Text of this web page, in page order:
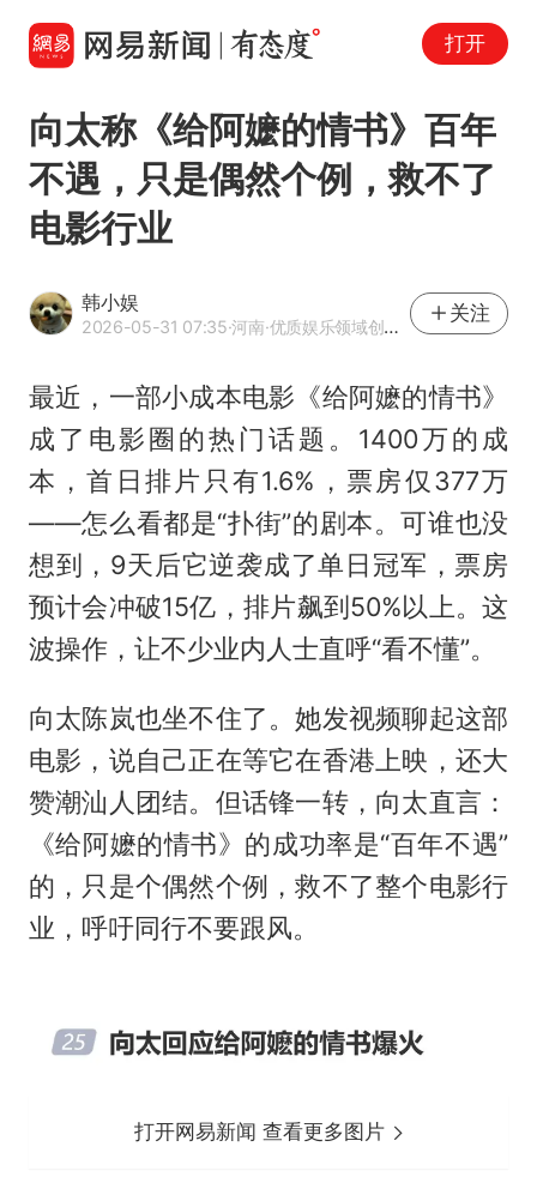
打开
向太称《给阿嬷的情书》百年
不遇，只是偶然个例，救不了
电影行业
韩小娱
2026-05-31 07:35·河南·优质娱乐领域创作者
关注
最近，一部小成本电影《给阿嬷的情书》
成了电影圈的热门话题。1400万的成
本，首日排片只有1.6%，票房仅377万
——怎么看都是“扑街”的剧本。可谁也没
想到，9天后它逆袭成了单日冠军，票房
预计会冲破15亿，排片飙到50%以上。这
波操作，让不少业内人士直呼“看不懂”。
向太陈岚也坐不住了。她发视频聊起这部
电影，说自己正在等它在香港上映，还大
赞潮汕人团结。但话锋一转，向太直言：
《给阿嬷的情书》的成功率是“百年不遇”
的，只是个偶然个例，救不了整个电影行
业，呼吁同行不要跟风。
打开网易新闻 查看更多图片